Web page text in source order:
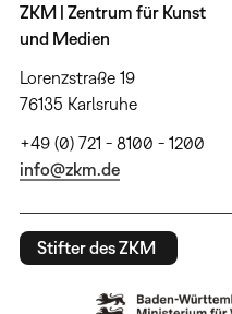
ZKM | Zentrum für Kunst
und Medien
Lorenzstraße 19
76135 Karlsruhe
+49 (0) 721 - 8100 - 1200
info@zkm.de
Stifter des ZKM